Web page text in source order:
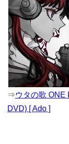
⇒ウタの歌 ONE
DVD) [ Ado ]